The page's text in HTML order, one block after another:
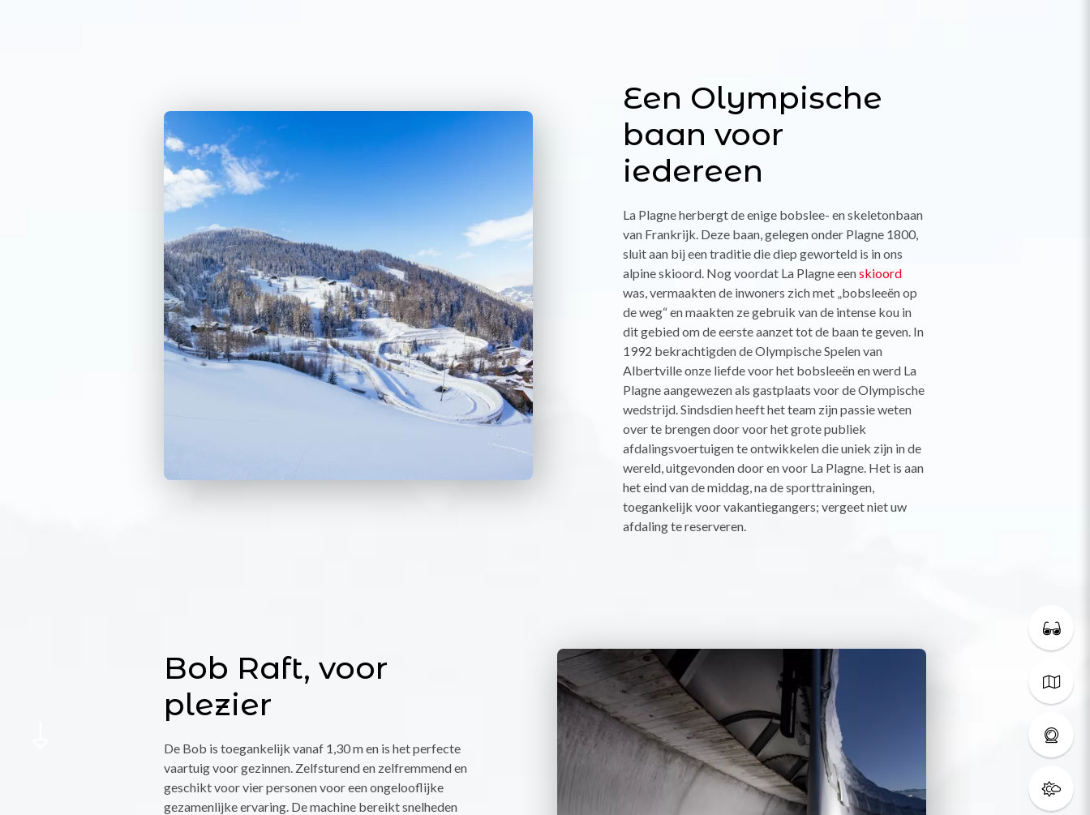
Een Olympische
baan voor
iedereen
La Plagne herbergt de enige bobslee- en skeletonbaan
van Frankrijk. Deze baan, gelegen onder Plagne 1800,
sluit aan bij een traditie die diep geworteld is in ons
alpine skioord. Nog voordat La Plagne eenskioord
was, vermaakten de inwoners zich met „bobsleeën op
de weg“ en maakten ze gebruik van de intense kou in
dit gebied om de eerste aanzet tot de baan te geven. In
1992 bekrachtigden de Olympische Spelen van
Albertville onze liefde voor het bobsleeën en werd La
Plagne aangewezen als gastplaats voor de Olympische
wedstrijd. Sindsdien heeft het team zijn passie weten
over te brengen door voor het grote publiek
afdalingsvoertuigen te ontwikkelen die uniek zijn in de
wereld, uitgevonden door en voor La Plagne. Het is aan
het eind van de middag, na de sporttrainingen,
toegankelijk voor vakantiegangers; vergeet niet uw
afdaling te reserveren.
Bob Raft, voor
plezier
De Bob is toegankelijk vanaf 1,30 m en is het perfecte
vaartuig voor gezinnen. Zelfsturend en zelfremmend en
geschikt voor vier personen voor een ongelooflijke
gezamenlijke ervaring. De machine bereikt snelheden